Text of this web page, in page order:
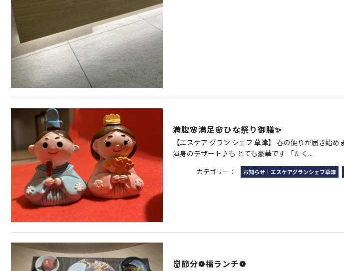
満腹🌸満足🌸ひな祭り御膳✨
【エスケア グラン シェフ 草津】 春の便りが届き始
渾身のデザート♪も とても豪華です 「たく...
カテゴリー：
お知らせ｜エスケアグランシェフ草津
👹節分❁福ランチ❁